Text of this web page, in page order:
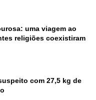
uma viagem ao
religiões coexistiram
com 27,5 kg de